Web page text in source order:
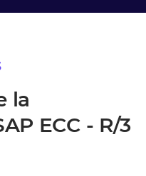
la
ECC - R/3